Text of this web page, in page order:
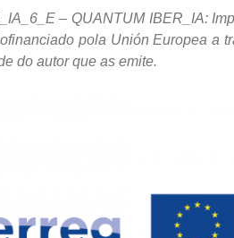
– QUANTUM IBER_IA:
pola Unión Europea a
do autor que as emite.